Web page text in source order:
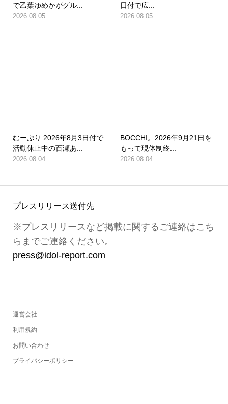
で乙葉ゆめかがグル...
2026.08.05
日付で広...
2026.08.05
むーぷり 2026年8月3日付で
活動休止中の百瀬あ...
2026.08.04
BOCCHI。2026年9月21日を
もって現体制終...
2026.08.04
プレスリリース送付先
※プレスリリースなど掲載に関するご連絡はこち
らまでご連絡ください。
press@idol-report.com
運営会社
利用規約
お問い合わせ
プライバシーポリシー